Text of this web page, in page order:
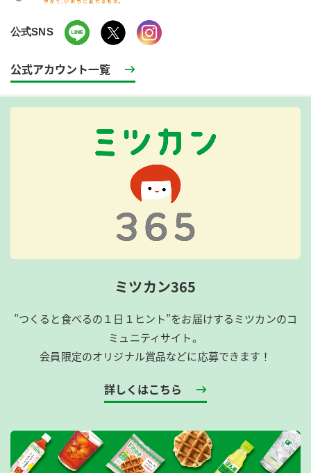
公式SNS
公式アカウント一覧
ミツカン365
”つくると食べるの１日１ヒント”をお届けするミツカンのコ
ミュニティサイト。
会員限定のオリジナル賞品などに応募できます！
詳しくはこちら